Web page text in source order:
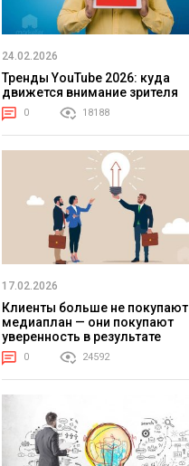
24.02.2026
Тренды YouTube 2026: куда
движется внимание зрителя
0 18188
17.02.2026
Клиенты больше не покупают
медиаплан — они покупают
уверенность в результате
0 24592